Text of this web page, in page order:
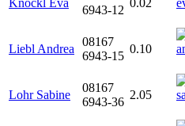
Knöckl Eva
6943-12
0.02
Liebl Andrea
08167
6943-15
0.10
Lohr Sabine
08167
6943-36
2.05